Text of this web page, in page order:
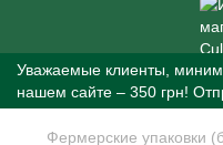
Уважаемые клиенты,
нашем сайте – 350 грн!
Фермерские упаковки